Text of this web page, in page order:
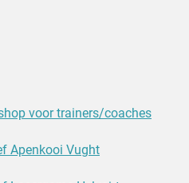
voor trainers/coaches
Apenkooi Vught